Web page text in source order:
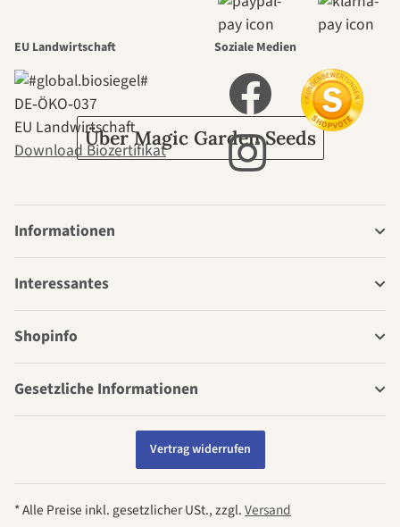
durch den
Garten
Über Magic Garden Seeds
EU Landwirtschaft
DE‑ÖKO‑037
EU Landwirtschaft
Download Biozertifikat
Soziale Medien
Informationen
Interessantes
Shopinfo
Gesetzliche Informationen
Vertrag widerrufen
* Alle Preise inkl. gesetzlicher USt., zzgl.Versand